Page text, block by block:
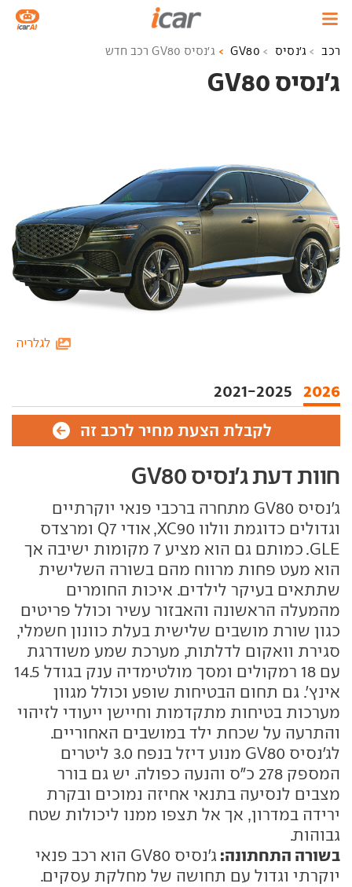
רכב ג'נסיס GV80 ג'נסיס GV80 רכב חדש
ג'נסיס GV80 ‏
2026
2021-2025
לגלריה
לקבלת הצעת מחיר לרכב זה
חוות דעת ג'נסיס GV80
ג'נסיס GV80 מתחרה ברכבי פנאי יוקרתיים
וגדולים כדוגמת וולוו XC90, אודי Q7 ומרצדס
GLE. כמותם גם הוא מציע 7 מקומות ישיבה אך
הוא מעט פחות מרווח מהם בשורה השלישית
שתתאים בעיקר לילדים. איכות החומרים
מהמעלה הראשונה והאבזור עשיר וכולל פריטים
כגון שורת מושבים שלישית בעלת כוונון חשמלי,
סגירת וואקום לדלתות, מערכת שמע משודרגת
עם 18 רמקולים ומסך מולטימדיה ענק בגודל 14.5
אינץ'. גם תחום הבטיחות שופע וכולל מגוון
מערכות בטיחות מתקדמות וחיישן ייעודי לזיהוי
והתרעה על שכחת ילד במושבים האחוריים.
לג'נסיס GV80 מנוע דיזל בנפח 3.0 ליטרים
המספק 278 כ"ס והנעה כפולה. יש גם בורר
מצבים לנסיעה בתנאי אחיזה נמוכים ובקרת
ירידה במדרון, אך אל תצפו ממנו ליכולות שטח
גבוהות.
בשורה התחתונה:
ג'נסיס GV80 הוא רכב פנאי
יוקרתי וגדול עם תחושה של מחלקת עסקים.